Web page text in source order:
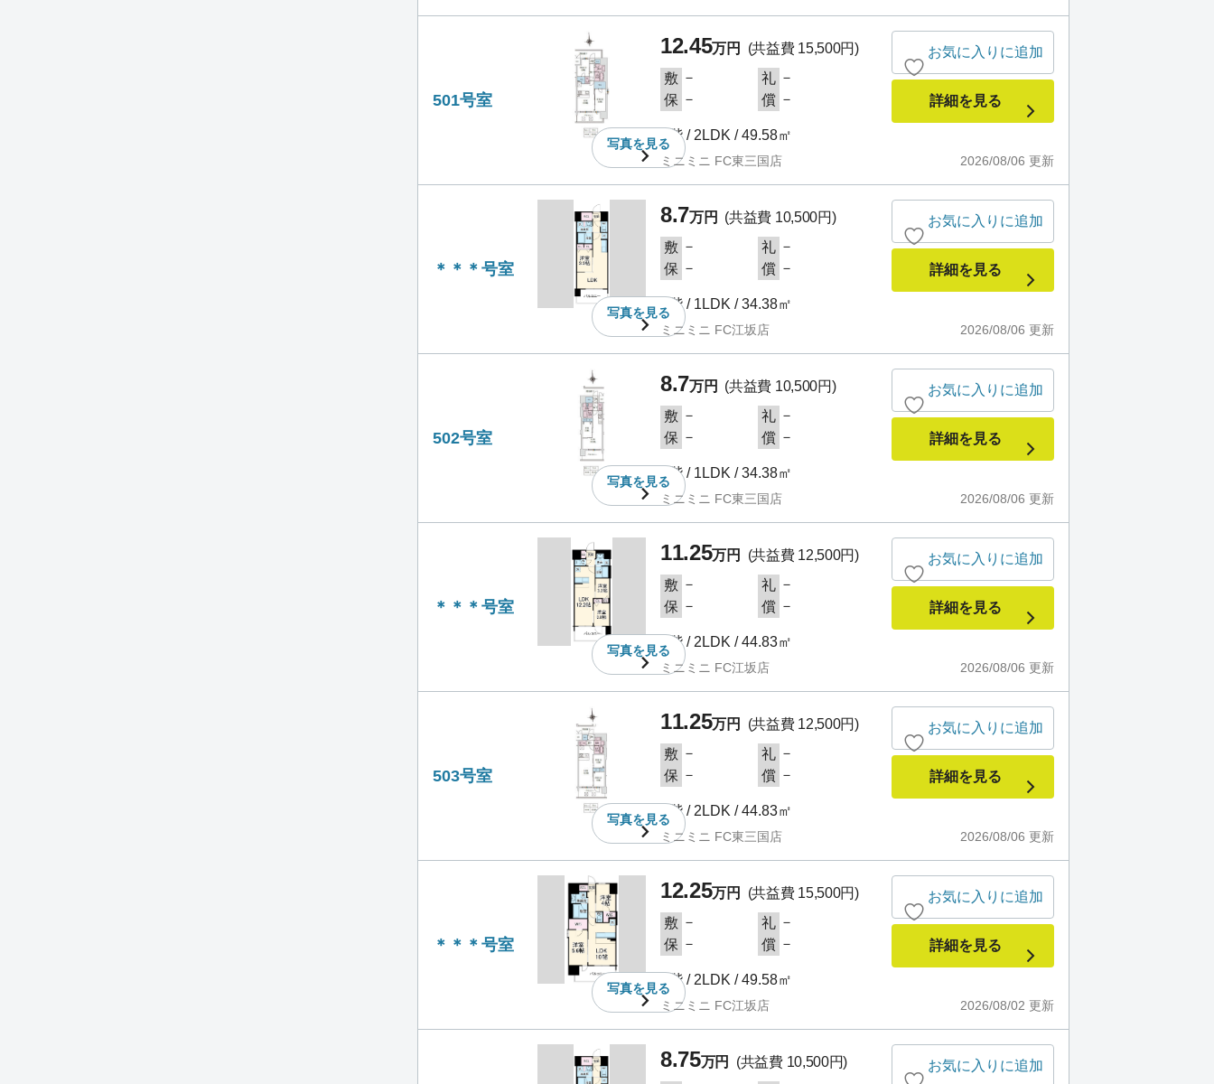
501号室
写真を見る
12.45万円
(共益費 15,500円)
敷 － 礼 －
保 － 償 －
5階 / 2LDK / 49.58㎡
2026/08/06 更新
ミニミニ FC東三国店
お気に入りに追加
詳細を見る
＊＊＊号室
写真を見る
8.7万円
(共益費 10,500円)
敷 － 礼 －
保 － 償 －
5階 / 1LDK / 34.38㎡
2026/08/06 更新
ミニミニ FC江坂店
お気に入りに追加
詳細を見る
502号室
写真を見る
8.7万円
(共益費 10,500円)
敷 － 礼 －
保 － 償 －
5階 / 1LDK / 34.38㎡
2026/08/06 更新
ミニミニ FC東三国店
お気に入りに追加
詳細を見る
＊＊＊号室
写真を見る
11.25万円
(共益費 12,500円)
敷 － 礼 －
保 － 償 －
5階 / 2LDK / 44.83㎡
2026/08/06 更新
ミニミニ FC江坂店
お気に入りに追加
詳細を見る
503号室
写真を見る
11.25万円
(共益費 12,500円)
敷 － 礼 －
保 － 償 －
5階 / 2LDK / 44.83㎡
2026/08/06 更新
ミニミニ FC東三国店
お気に入りに追加
詳細を見る
＊＊＊号室
写真を見る
12.25万円
(共益費 15,500円)
敷 － 礼 －
保 － 償 －
5階 / 2LDK / 49.58㎡
2026/08/02 更新
ミニミニ FC江坂店
お気に入りに追加
詳細を見る
8.75万円
(共益費 10,500円)
お気に入りに追加